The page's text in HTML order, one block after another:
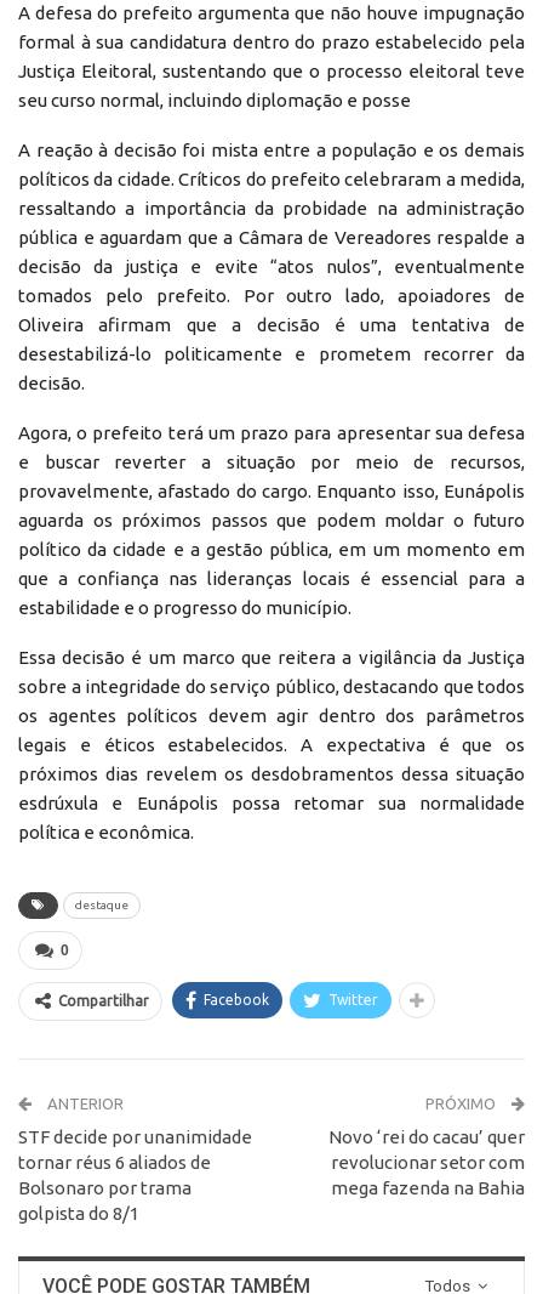
A defesa do prefeito argumenta que não houve impugnação
formal à sua candidatura dentro do prazo estabelecido pela
Justiça Eleitoral, sustentando que o processo eleitoral teve
seu curso normal, incluindo diplomação e posse
A reação à decisão foi mista entre a população e os demais
políticos da cidade. Críticos do prefeito celebraram a medida,
ressaltando a importância da probidade na administração
pública e aguardam que a Câmara de Vereadores respalde a
decisão da justiça e evite “atos nulos”, eventualmente
tomados pelo prefeito. Por outro lado, apoiadores de
Oliveira afirmam que a decisão é uma tentativa de
desestabilizá-lo politicamente e prometem recorrer da
decisão.
Agora, o prefeito terá um prazo para apresentar sua defesa
e buscar reverter a situação por meio de recursos,
provavelmente, afastado do cargo. Enquanto isso, Eunápolis
aguarda os próximos passos que podem moldar o futuro
político da cidade e a gestão pública, em um momento em
que a confiança nas lideranças locais é essencial para a
estabilidade e o progresso do município.
Essa decisão é um marco que reitera a vigilância da Justiça
sobre a integridade do serviço público, destacando que todos
os agentes políticos devem agir dentro dos parâmetros
legais e éticos estabelecidos. A expectativa é que os
próximos dias revelem os desdobramentos dessa situação
esdrúxula e Eunápolis possa retomar sua normalidade
política e econômica.
destaque
0
Compartilhar Facebook Twitter
ANTERIOR
STF decide por unanimidade
tornar réus 6 aliados de
Bolsonaro por trama
golpista do 8/1
PRÓXIMO
Novo ‘rei do cacau’ quer
revolucionar setor com
mega fazenda na Bahia
Todos
VOCÊ PODE GOSTAR TAMBÉM